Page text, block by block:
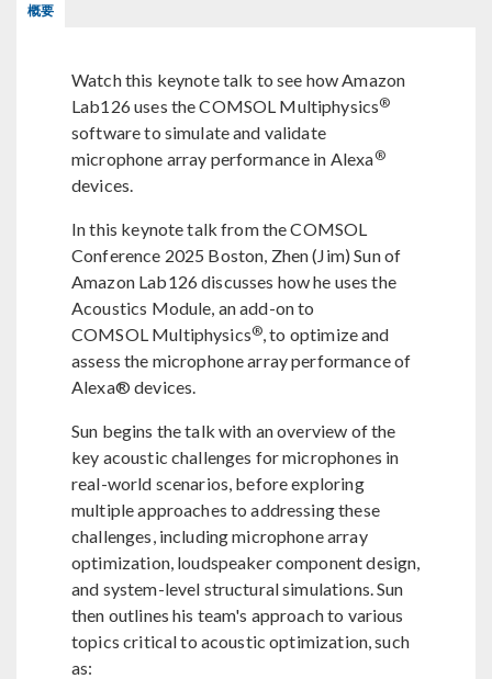
概要
Watch this keynote talk to see how Amazon
Lab126 uses the COMSOL Multiphysics®
software to simulate and validate
microphone array performance in Alexa®
devices.
In this keynote talk from the COMSOL
Conference 2025 Boston, Zhen (Jim) Sun of
Amazon Lab126 discusses how he uses the
Acoustics Module, an add-on to
COMSOL Multiphysics®, to optimize and
assess the microphone array performance of
Alexa® devices.
Sun begins the talk with an overview of the
key acoustic challenges for microphones in
real-world scenarios, before exploring
multiple approaches to addressing these
challenges, including microphone array
optimization, loudspeaker component design,
and system-level structural simulations. Sun
then outlines his team's approach to various
topics critical to acoustic optimization, such
as: